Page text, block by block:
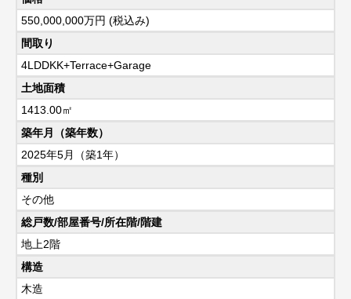
550,000,000万円 (税込み)
間取り
4LDDKK+Terrace+Garage
土地面積
1413.00㎡
築年月（築年数）
2025年5月（築1年）
種別
その他
総戸数/部屋番号/所在階/階建
地上2階
構造
木造